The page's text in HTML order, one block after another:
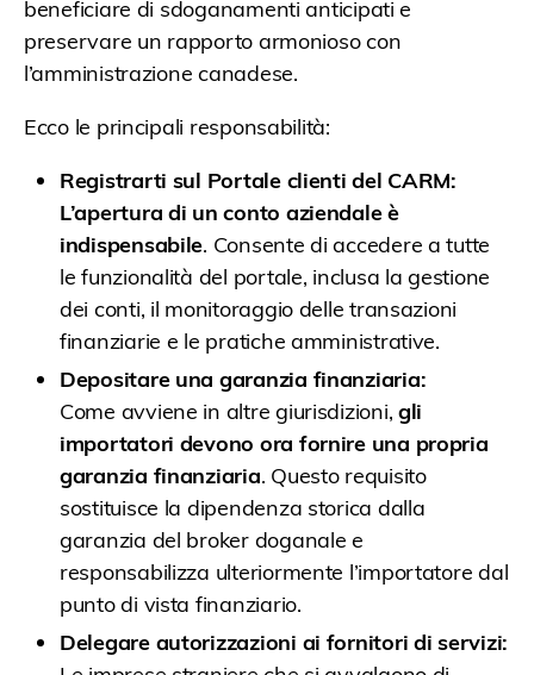
beneficiare di sdoganamenti anticipati e
preservare un rapporto armonioso con
l’amministrazione canadese.
Ecco le principali responsabilità:
Registrarti sul Portale clienti del CARM:
L’apertura di un conto aziendale è
indispensabile. Consente di accedere a tutte
le funzionalità del portale, inclusa la gestione
dei conti, il monitoraggio delle transazioni
finanziarie e le pratiche amministrative.
Depositare una garanzia finanziaria:
Come avviene in altre giurisdizioni,gli
importatori devono ora fornire una propria
garanzia finanziaria. Questo requisito
sostituisce la dipendenza storica dalla
garanzia del broker doganale e
responsabilizza ulteriormente l’importatore dal
punto di vista finanziario.
Delegare autorizzazioni ai fornitori di servizi: